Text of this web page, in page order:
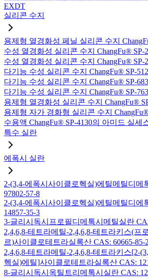
EXDT
실리콘 수지
용제형 열경화성 페닐 실리콘 수지
수성 열경화성 실리콘 수지 ChangFu® SP-
수성 열경화성 실리콘 수지 ChangFu® SP-
다기능 수성 실리콘 수지 ChangFu® SP-
다기능 수성 실리콘 수지 ChangFu® SP-
다기능 수성 실리콘 수지 ChangFu® SP-
용제형 열경화성 실리콘 수지 ChangFu®
용제형 자가 경화형 실리콘 수지
수용액 ChangFu® SP-4130의 아미드 실세
특수 실란
에폭시 실란
2-(3,4-에폭시사이클로헥실)에틸메틸디메
97802-57-8
2-(3,4-에폭시사이클로헥실)에틸메틸디에
14857-35-3
3-글리시독시프로필디메톡시메틸실란
2,4,6,8-테트라메틸-2,4,6,8-테트라키스(프
르)사이클로테트라실록산 CAS: 60665-85-2
2,4,6,8-테트라메틸-2,4,6,8-테트라키스[2-
헥실)에틸]사이클로테트라실록산 CAS:
8-글리시독시옥틸트리메톡시실란 CAS: